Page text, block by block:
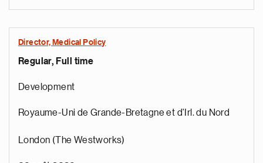
Director, Medical Policy
Regular, Full time
Development
Royaume-Uni de Grande-Bretagne et d'Irl. du Nord
London (The Westworks)